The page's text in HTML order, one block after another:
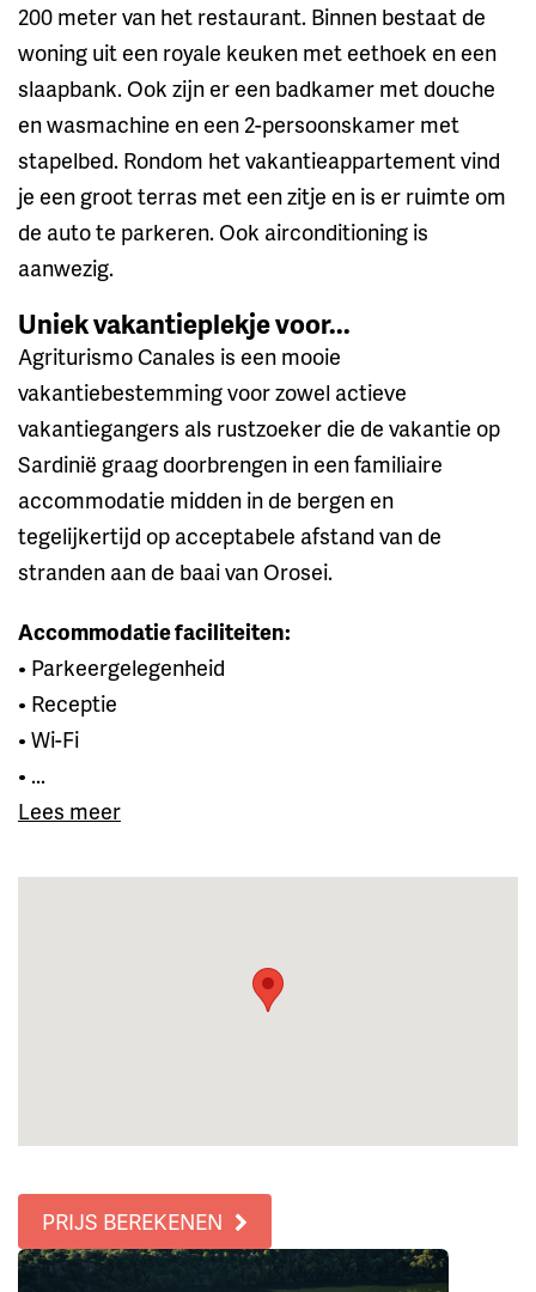
200 meter van het restaurant. Binnen bestaat de
woning uit een royale keuken met eethoek en een
slaapbank. Ook zijn er een badkamer met douche
en wasmachine en een 2-persoonskamer met
stapelbed. Rondom het vakantieappartement vind
je een groot terras met een zitje en is er ruimte om
de auto te parkeren. Ook airconditioning is
aanwezig.
Uniek vakantieplekje voor...
Agriturismo Canales is een mooie
vakantiebestemming voor zowel actieve
vakantiegangers als rustzoeker die de vakantie op
Sardinië graag doorbrengen in een familiaire
accommodatie midden in de bergen en
tegelijkertijd op acceptabele afstand van de
stranden aan de baai van Orosei.
Accommodatie faciliteiten:
• Parkeergelegenheid
• Receptie
• Wi-Fi
• ...
Lees meer
PRIJS BEREKENEN